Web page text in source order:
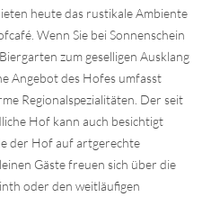
heute das rustikale Ambiente
Wenn Sie bei Sonnenschein
zum geselligen Ausklang
Angebot des Hofes umfasst
Regionalspezialitäten. Der seit
Hof kann auch besichtigt
der Hof auf artgerechte
Gäste freuen sich über die
oder den weitläufigen